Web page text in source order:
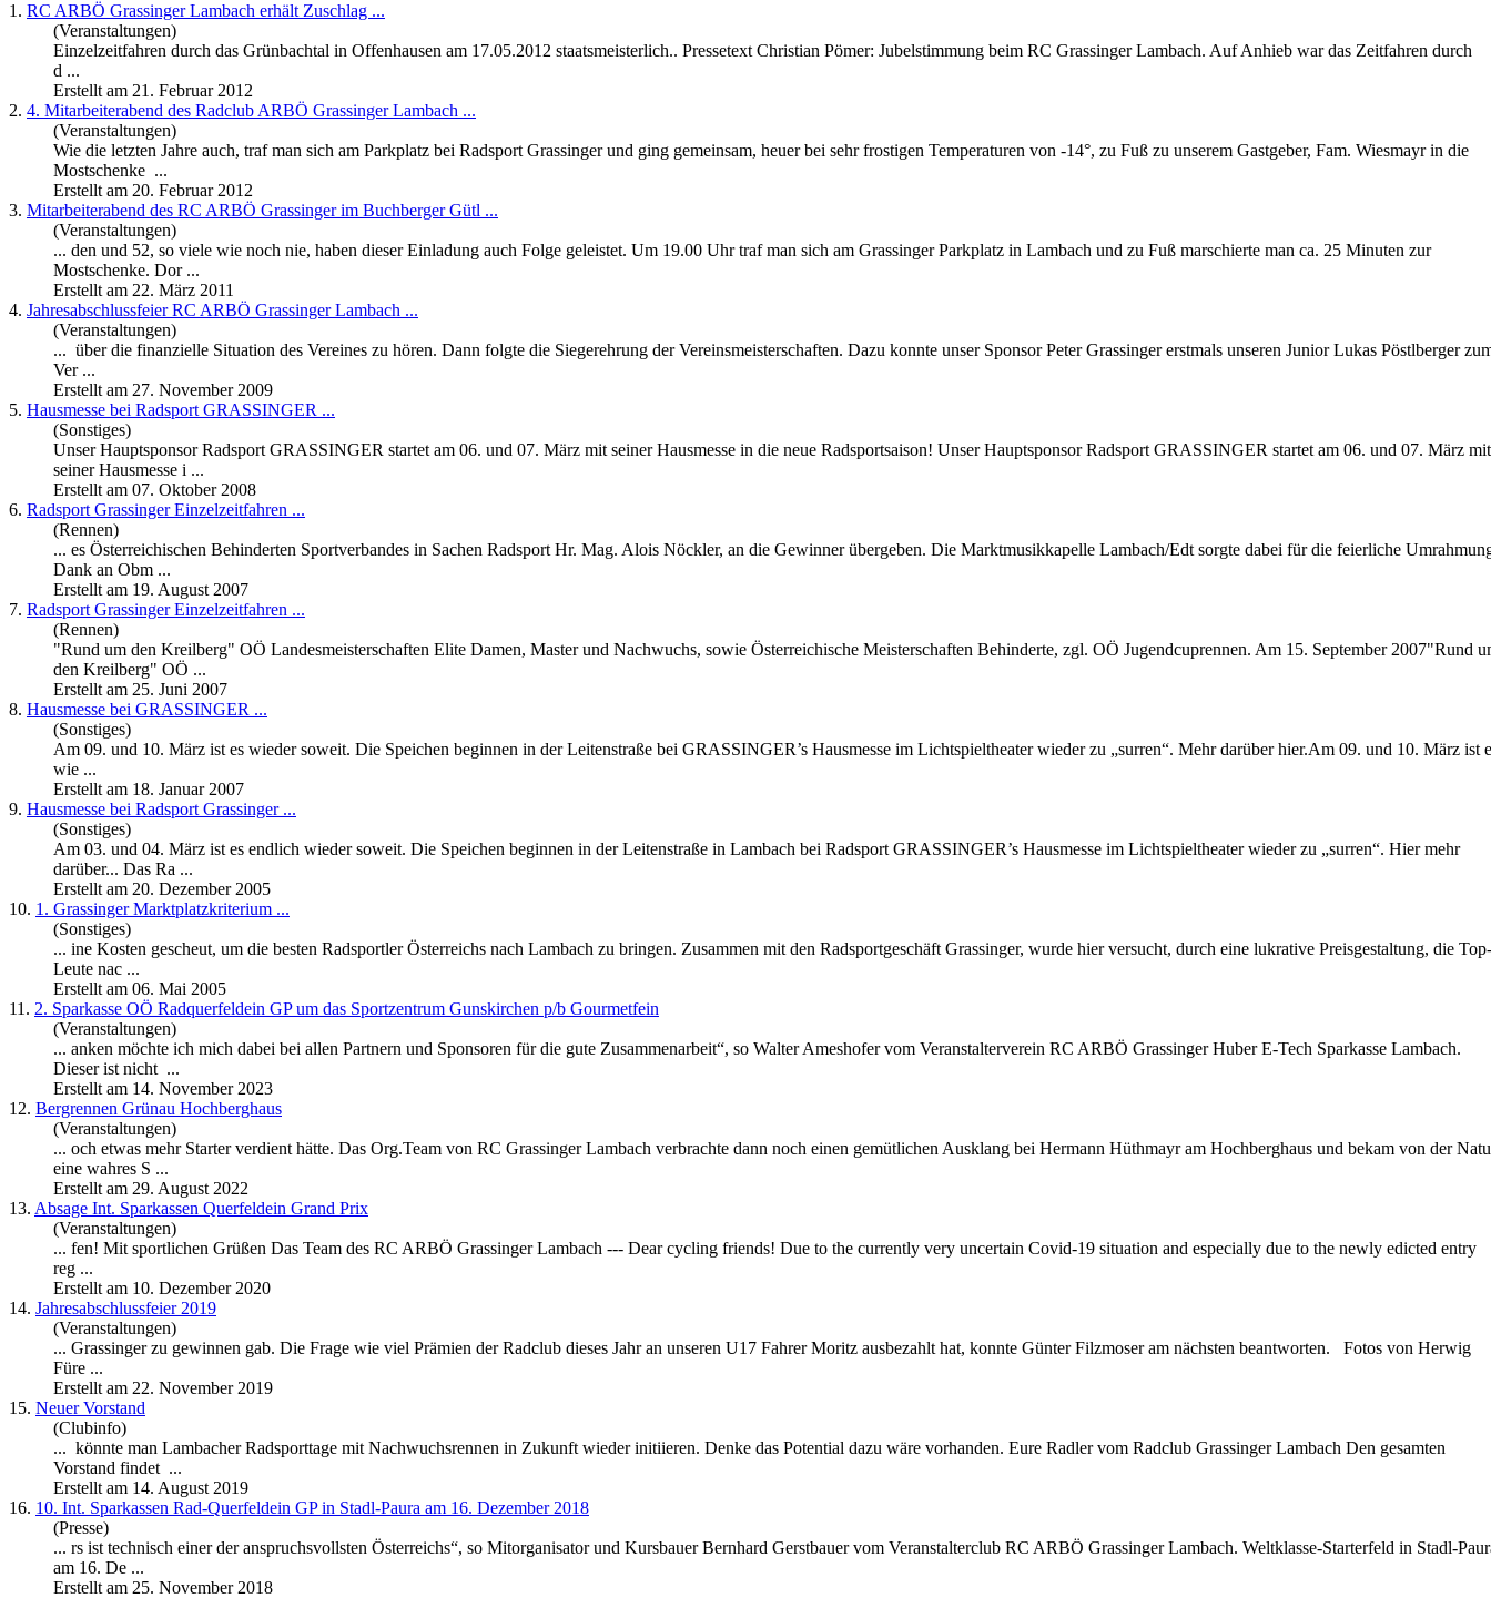
1. RC ARBÖ GrassingerLambach erhält Zuschlag ...
(Veranstaltungen)
Einzelzeitfahren durch das Grünbachtal in Offenhausen am 17.05.2012 staatsmeisterlich.. Pressetext Christian Pömer: Jubelstimmung beim RC GrassingerLambach. Auf Anhieb war das Zeitfahren durch
d ...
Erstellt am 21. Februar 2012
2. 4. Mitarbeiterabend des Radclub ARBÖ GrassingerLambach ...
(Veranstaltungen)
Wie die letzten Jahre auch, traf man sich am Parkplatz bei Radsport Grassingerund ging gemeinsam, heuer bei sehr frostigen Temperaturen von -14°, zu Fuß zu unserem Gastgeber, Fam. Wiesmayr in die
Mostschenke ...
Erstellt am 20. Februar 2012
3. Mitarbeiterabend des RC ARBÖ Grassingerim Buchberger Gütl ...
(Veranstaltungen)
... den und 52, so viele wie noch nie, haben dieser Einladung auch Folge geleistet. Um 19.00 Uhr traf man sich am GrassingerParkplatz in Lambach und zu Fuß marschierte man ca. 25 Minuten zur
Mostschenke. Dor ...
Erstellt am 22. März 2011
4. Jahresabschlussfeier RC ARBÖ GrassingerLambach ...
(Veranstaltungen)
... über die finanzielle Situation des Vereines zu hören. Dann folgte die Siegerehrung der Vereinsmeisterschaften. Dazu konnte unser Sponsor PeterGrassingererstmals unseren Junior Lukas Pöstlberger
Ver ...
Erstellt am 27. November 2009
5. Hausmesse bei Radsport GRASSINGER ...
(Sonstiges)
Unser Hauptsponsor Radsport GRASSINGER startet am 06. und 07. März mit seiner Hausmesse in die neue Radsportsaison! Unser Hauptsponsor Radsport GRASSINGER startet am 06. und 07. März mit
seiner Hausmesse i ...
Erstellt am 07. Oktober 2008
6. Radsport GrassingerEinzelzeitfahren ...
(Rennen)
... es Österreichischen Behinderten Sportverbandes in Sachen Radsport Hr. Mag. Alois Nöckler, an die Gewinner übergeben. Die Marktmusikkapelle Lambach/Edt sorgte dabei für die feierliche
Dank an Obm ...
Erstellt am 19. August 2007
7. Radsport GrassingerEinzelzeitfahren ...
(Rennen)
"Rund um den Kreilberg" OÖ Landesmeisterschaften Elite Damen, Master und Nachwuchs, sowie Österreichische Meisterschaften Behinderte, zgl. OÖ Jugendcuprennen. Am 15. September 2007"Rund
den Kreilberg" OÖ ...
Erstellt am 25. Juni 2007
8. Hausmesse bei GRASSINGER ...
(Sonstiges)
Am 09. und 10. März ist es wieder soweit. Die Speichen beginnen in der Leitenstraße bei GRASSINGER’s Hausmesse im Lichtspieltheater wieder zu „surren“. Mehr darüber hier.Am 09. und 10. März ist
wie ...
Erstellt am 18. Januar 2007
9. Hausmesse bei Radsport Grassinger...
(Sonstiges)
Am 03. und 04. März ist es endlich wieder soweit. Die Speichen beginnen in der Leitenstraße in Lambach bei Radsport GRASSINGER’s Hausmesse im Lichtspieltheater wieder zu „surren“. Hier mehr
darüber... Das Ra ...
Erstellt am 20. Dezember 2005
10. 1. GrassingerMarktplatzkriterium ...
(Sonstiges)
... ine Kosten gescheut, um die besten Radsportler Österreichs nach Lambach zu bringen. Zusammen mit den Radsportgeschäft Grassinger, wurde hier versucht, durch eine lukrative Preisgestaltung, die Top-
Leute nac ...
Erstellt am 06. Mai 2005
11. 2. Sparkasse OÖ Radquerfeldein GP um das Sportzentrum Gunskirchen p/b Gourmetfein
(Veranstaltungen)
... anken möchte ich mich dabei bei allen Partnern und Sponsoren für die gute Zusammenarbeit“, so Walter Ameshofer vom Veranstalterverein RC ARBÖ GrassingerHuber E-Tech Sparkasse Lambach.
Dieser ist nicht ...
Erstellt am 14. November 2023
12. Bergrennen Grünau Hochberghaus
(Veranstaltungen)
... och etwas mehr Starter verdient hätte. Das Org.Team von RC GrassingerLambach verbrachte dann noch einen gemütlichen Ausklang bei Hermann Hüthmayr am Hochberghaus und bekam von der
eine wahres S ...
Erstellt am 29. August 2022
13. Absage Int. Sparkassen Querfeldein Grand Prix
(Veranstaltungen)
... fen! Mit sportlichen Grüßen Das Team des RC ARBÖ GrassingerLambach --- Dear cycling friends! Due to the currently very uncertain Covid-19 situation and especially due to the newly edicted entry
reg ...
Erstellt am 10. Dezember 2020
14. Jahresabschlussfeier 2019
(Veranstaltungen)
... Grassingerzu gewinnen gab. Die Frage wie viel Prämien der Radclub dieses Jahr an unseren U17 Fahrer Moritz ausbezahlt hat, konnte Günter Filzmoser am nächsten beantworten. Fotos von Herwig
Füre ...
Erstellt am 22. November 2019
15. Neuer Vorstand
(Clubinfo)
... könnte man Lambacher Radsporttage mit Nachwuchsrennen in Zukunft wieder initiieren. Denke das Potential dazu wäre vorhanden. Eure Radler vom Radclub GrassingerLambach Den gesamten
Vorstand findet ...
Erstellt am 14. August 2019
16. 10. Int. Sparkassen Rad-Querfeldein GP in Stadl-Paura am 16. Dezember 2018
(Presse)
... rs ist technisch einer der anspruchsvollsten Österreichs“, so Mitorganisator und Kursbauer Bernhard Gerstbauer vom Veranstalterclub RC ARBÖ GrassingerLambach. Weltklasse-Starterfeld in Stadl-
am 16. De ...
Erstellt am 25. November 2018